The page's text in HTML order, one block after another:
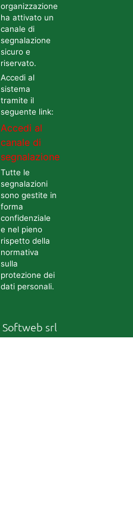
organizzazione
ha attivato un
canale di
segnalazione
sicuro e
riservato.
Accedi al
sistema
tramite il
seguente link:
Accedi al
canale di
segnalazione
Tutte le
segnalazioni
sono gestite in
forma
confidenziale
e nel pieno
rispetto della
normativa
sulla
protezione dei
dati personali.
Softweb srl